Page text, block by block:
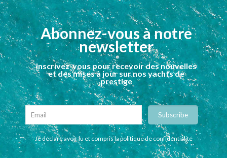
Abonnez-vous à notre
newsletter
Inscrivez-vous pour recevoir des nouvelles
et des mises à jour sur nos yachts de
prestige
Je déclare avoir lu et compris la politique de confidentialité